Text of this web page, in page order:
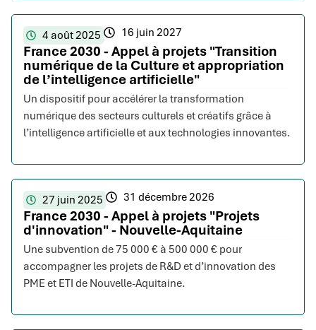
4 août 2025 16 juin 2027
France 2030 - Appel à projets "Transition
numérique de la Culture et appropriation
de l’intelligence artificielle"
Un dispositif pour accélérer la transformation
numérique des secteurs culturels et créatifs grâce à
l’intelligence artificielle et aux technologies innovantes.
27 juin 2025 31 décembre 2026
France 2030 - Appel à projets "Projets
d'innovation" - Nouvelle-Aquitaine
Une subvention de 75 000 € à 500 000 € pour
accompagner les projets de R&D et d’innovation des
PME et ETI de Nouvelle-Aquitaine.